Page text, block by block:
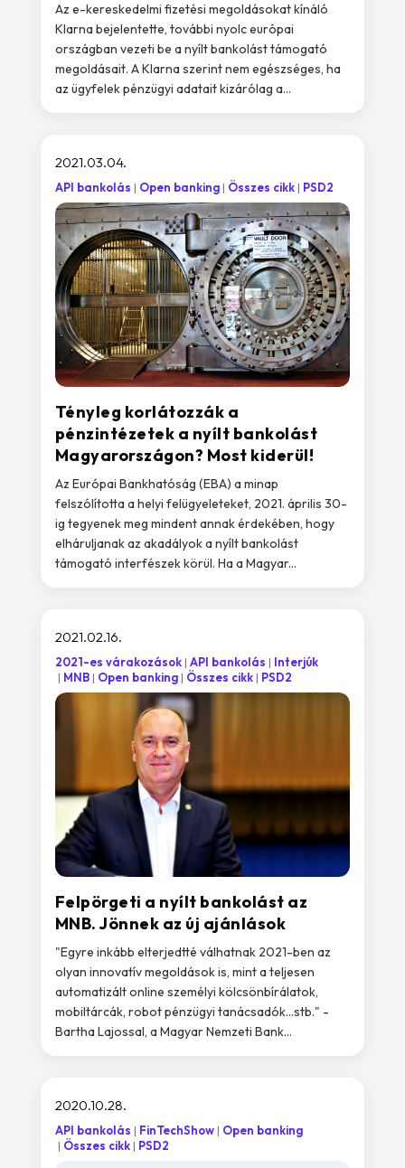
Az e-kereskedelmi fizetési megoldásokat kínáló
Klarna bejelentette, további nyolc európai
országban vezeti be a nyílt bankolást támogató
megoldásait. A Klarna szerint nem egészséges, ha
az ügyfelek pénzügyi adatait kizárólag a...
Tényleg korlátozzák a
pénzintézetek a nyílt bankolást
Magyarországon? Most kiderül!
2021.03.04.
API bankolás Open banking Összes cikk PSD2
Az Európai Bankhatóság (EBA) a minap
felszólította a helyi felügyeleteket, 2021. április 30-
ig tegyenek meg mindent annak érdekében, hogy
elháruljanak az akadályok a nyílt bankolást
támogató interfészek körül. Ha a Magyar...
Felpörgeti a nyílt bankolást az
MNB. Jönnek az új ajánlások
2021.02.16.
2021-es várakozások API bankolás
Interjúk
MNB
Open banking Összes cikk PSD2
"Egyre inkább elterjedtté válhatnak 2021-ben az
olyan innovatív megoldások is, mint a teljesen
automatizált online személyi kölcsönbírálatok,
mobiltárcák, robot pénzügyi tanácsadók…stb." -
Bartha Lajossal, a Magyar Nemzeti Bank...
2020.10.28.
API bankolás FinTechShow
Open banking
Összes cikk
PSD2